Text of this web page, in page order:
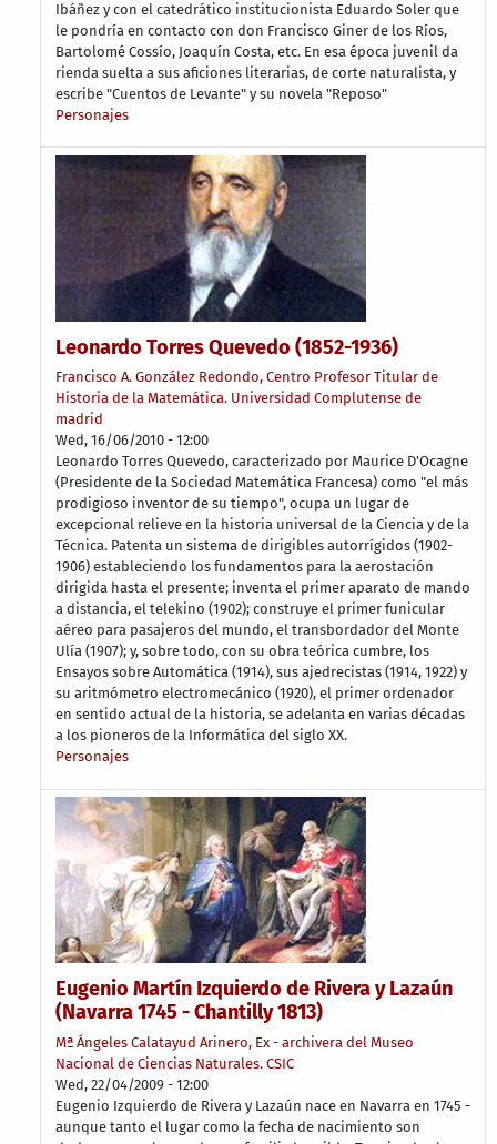
Ibáñez y con el catedrático institucionista Eduardo Soler que
le pondría en contacto con don Francisco Giner de los Ríos,
Bartolomé Cossío, Joaquín Costa, etc. En esa época juvenil da
rienda suelta a sus aficiones literarias, de corte naturalista, y
escribe "Cuentos de Levante" y su novela "Reposo"
Personajes
Leonardo Torres Quevedo (1852-1936)
Francisco A. González Redondo, Centro Profesor Titular de
Historia de la Matemática. Universidad Complutense de
madrid
Wed, 16/06/2010 - 12:00
Leonardo Torres Quevedo, caracterizado por Maurice D'Ocagne
(Presidente de la Sociedad Matemática Francesa) como "el más
prodigioso inventor de su tiempo", ocupa un lugar de
excepcional relieve en la historia universal de la Ciencia y de la
Técnica. Patenta un sistema de dirigibles autorrígidos (1902-
1906) estableciendo los fundamentos para la aerostación
dirigida hasta el presente; inventa el primer aparato de mando
a distancia, el telekino (1902); construye el primer funicular
aéreo para pasajeros del mundo, el transbordador del Monte
Ulía (1907); y, sobre todo, con su obra teórica cumbre, los
Ensayos sobre Automática (1914), sus ajedrecistas (1914, 1922) y
su aritmómetro electromecánico (1920), el primer ordenador
en sentido actual de la historia, se adelanta en varias décadas
a los pioneros de la Informática del siglo XX.
Personajes
Eugenio Martín Izquierdo de Rivera y Lazaún
(Navarra 1745 - Chantilly 1813)
Mª Ángeles Calatayud Arinero, Ex - archivera del Museo
Nacional de Ciencias Naturales. CSIC
Wed, 22/04/2009 - 12:00
Eugenio Izquierdo de Rivera y Lazaún nace en Navarra en 1745 -
aunque tanto el lugar como la fecha de nacimiento son